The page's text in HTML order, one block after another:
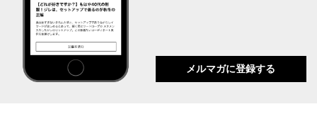
メルマガに登録する